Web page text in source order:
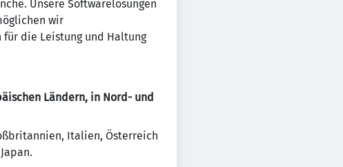
Unsere Softwarelösungen
wir
die Leistung und Haltung
Ländern, in Nord- und
Italien, Österreich